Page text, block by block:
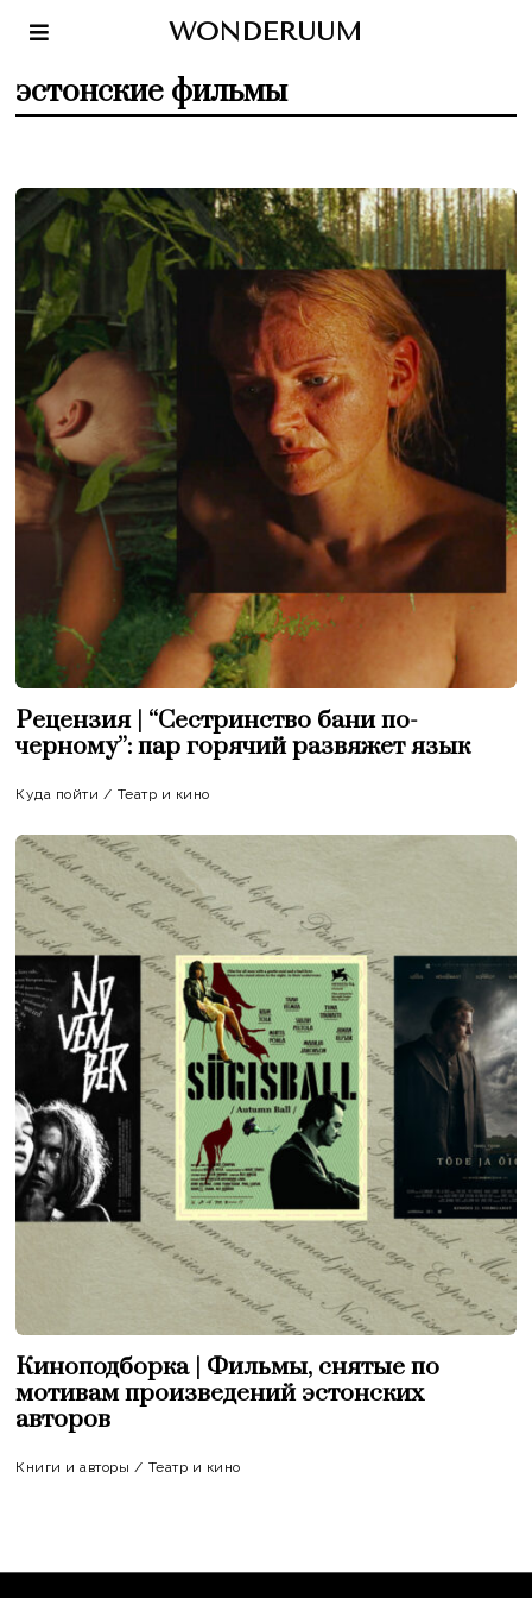
WONDERUUM
эстонские фильмы
Рецензия | “Сестринство бани по-
черному”: пар горячий развяжет язык
Куда пойти / Театр и кино
Киноподборка | Фильмы, снятые по
мотивам произведений эстонских
авторов
Книги и авторы / Театр и кино